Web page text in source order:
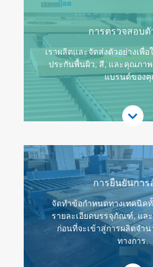
การตรวจสอบตั
เราผลิตและจัดส่งตัวอย่างเพื่
ประกันพื้นผิว, สี, และคุณภา
แบรนด์ของ
การยืนยันการ
จัดทำข้อกำหนดทางเทคนิค
รายละเอียดบรรจุภัณฑ์, และ
ก่อนที่จะเข้าสู่การผลิตจำ
ทางการ.